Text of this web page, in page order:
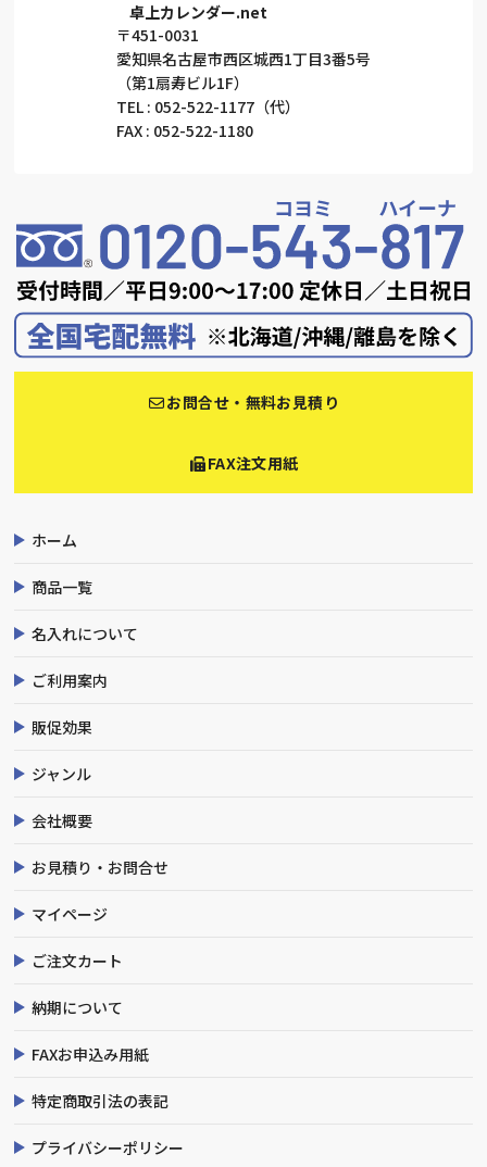
卓上カレンダー.net
〒451-0031
愛知県名古屋市西区城西1丁目3番5号
（第1扇寿ビル1F）
TEL : 052-522-1177（代）
FAX : 052-522-1180
お問合せ・無料お見積り
FAX注文用紙
ホーム
商品一覧
名入れについて
ご利用案内
販促効果
ジャンル
会社概要
お見積り・お問合せ
マイページ
ご注文カート
納期について
FAXお申込み用紙
特定商取引法の表記
プライバシーポリシー